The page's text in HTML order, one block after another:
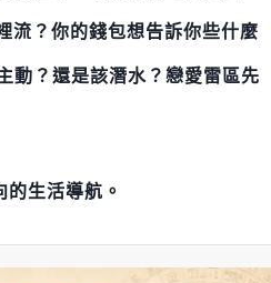
流？你的錢包想告訴你些什麼
動？還是該潛水？戀愛雷區先
生活導航。